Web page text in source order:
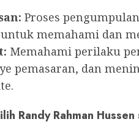
Proses
memahami dan
Memahami perilaku
pemasaran, dan
Randy Rahman